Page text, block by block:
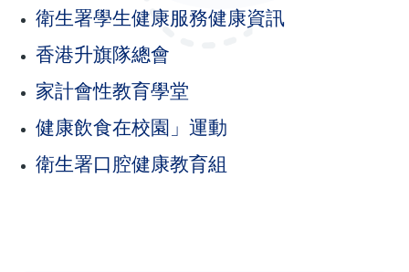
衛生署學生健康服務健康資訊
香港升旗隊總會
家計會性教育學堂
健康飲食在校園」運動
衛生署口腔健康教育組